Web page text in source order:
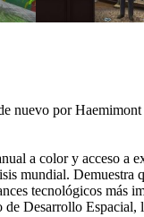
nuevo por
a color y acceso a
mundial. Demuestra
tecnológicos más
Desarrollo Espacial,